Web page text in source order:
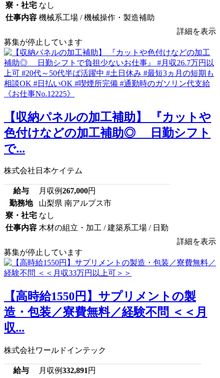
寮・社宅 なし
仕事内容 機械系工場 / 機械操作・製造補助
詳細を表示
募集が停止しています
【収納パネルの加工補助】 『カットや
色付けなどの加工補助◎ 日勤シフト
で...
株式会社日本ケイテム
給与 月収例267,000円
勤務地
山梨県 南アルプス市
寮・社宅 なし
仕事内容 木材の組立・加工 / 建築系工場 / 日勤
詳細を表示
募集が停止しています
【高時給1550円】サプリメントの製
造・包装／寮費無料／経験不問 ＜＜月
収...
株式会社ワールドインテック
給与 月収例332,891 円